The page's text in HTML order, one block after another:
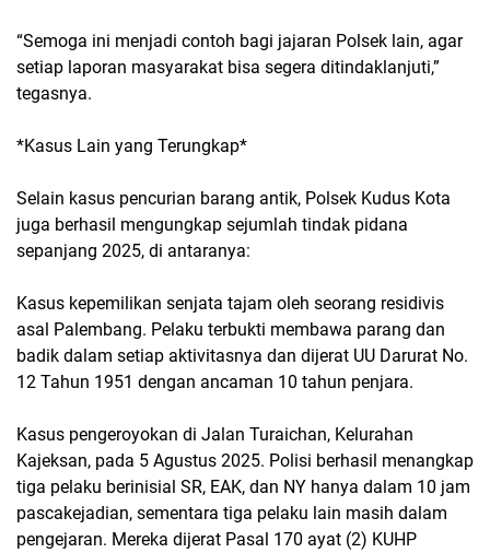
“Semoga ini menjadi contoh bagi jajaran Polsek lain, agar
setiap laporan masyarakat bisa segera ditindaklanjuti,”
tegasnya.
*Kasus Lain yang Terungkap*
Selain kasus pencurian barang antik, Polsek Kudus Kota
juga berhasil mengungkap sejumlah tindak pidana
sepanjang 2025, di antaranya:
Kasus kepemilikan senjata tajam oleh seorang residivis
asal Palembang. Pelaku terbukti membawa parang dan
badik dalam setiap aktivitasnya dan dijerat UU Darurat No.
12 Tahun 1951 dengan ancaman 10 tahun penjara.
Kasus pengeroyokan di Jalan Turaichan, Kelurahan
Kajeksan, pada 5 Agustus 2025. Polisi berhasil menangkap
tiga pelaku berinisial SR, EAK, dan NY hanya dalam 10 jam
pascakejadian, sementara tiga pelaku lain masih dalam
pengejaran. Mereka dijerat Pasal 170 ayat (2) KUHP